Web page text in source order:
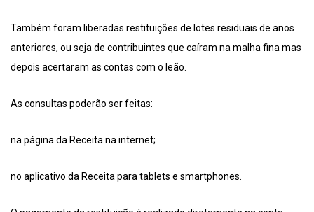
Também foram liberadas restituições de lotes residuais de anos
anteriores, ou seja de contribuintes que caíram na malha fina mas
depois acertaram as contas com o leão.
As consultas poderão ser feitas:
na página da Receita na internet;
no aplicativo da Receita para tablets e smartphones.